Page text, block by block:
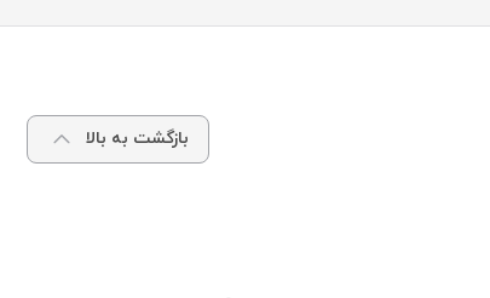
بازگشت به بالا